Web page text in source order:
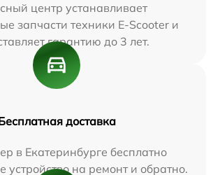
центр устанавливает
запчасти техники E-Scooter и
гарантию до 3 лет.
доставка
в Екатеринбурге бесплатно
устройство на ремонт и обратно.